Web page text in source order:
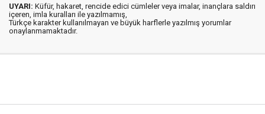
UYARI: Küfür, hakaret, rencide edici cümleler veya imalar, inançlara saldırı
içeren, imla kuralları ile yazılmamış,
Türkçe karakter kullanılmayan ve büyük harflerle yazılmış yorumlar
onaylanmamaktadır.